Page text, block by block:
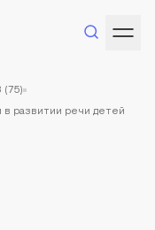
(75)
развитии речи детей